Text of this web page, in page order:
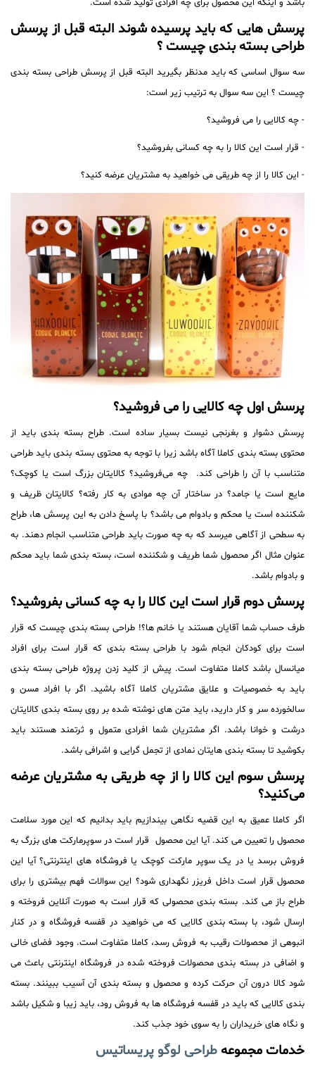
پرسش هایی که باید پرسیده شوند البته قبل از پرسش
طراحی بسته بندی چیست ؟
سه سوال اساسی که باید مدنظر بگیرید البته قبل از پرسش طراحی بسته بندی
چیست ؟ این سه سوال به ترتیب زیر است:
- چه کالایی را می فروشید؟
- قرار است این کالا را به چه کسانی بفروشید؟
- این کالا را از چه طریقی می خواهید به مشتریان عرضه کنید؟
پرسش اول چه کالایی را می فروشید؟
پرسش دشوار و بغرنجی نیست بسیار ساده است. طراح بسته بندی باید از
محتوی بسته بندی کاملا آگاه باشد زیرا با توجه به محتوی بسته بندی باید طراحی
متناسب با آن را طراحی کند. چه می‌فروشید؟ کالایتان بزرگ است یا کوچک؟
مایع است یا جامد؟ در ساختار آن چه موادی به کار رفته؟ کالایتان ظریف و
شکننده است یا محکم و بادوام می باشد؟ با پاسخ دادن به این پرسش ها، طراح
به سطحی از آگاهی میرسد که به چه صورت باید طراحی متناسب انجام دهند. به
عنوان مثال اگر محصول شما طریف و شکننده است، بسته بندی شما باید محکم
و بادوام باشد.
پرسش دوم قرار است این کالا را به چه کسانی بفروشید؟
طرف حساب شما آقایان هستند یا خانم ها؟! طراحی بسته بندی چیست که قرار
است برای کودکان انجام شود با طراحی بسته بندی که قرار است برای افراد
میانسال باشد کاملا متفاوت است. پیش از کلید زدن پروژه طراحی بسته بندی
باید به خصوصیات و علایق مشتریان کاملا آگاه باشید. اگر با افراد مسن و
سالخورده سر و کار دارید، باید متن های نوشته شده بر روی بسته بندی کالایتان
درشت و خوانا باشد. اگر مشتریان شما افرادی متمول و ثرتمند هستند باید
بکوشید تا بسته بندی هایتان نمادی از تجمل گرایی و اشرافی باشد.
پرسش سوم این کالا را از چه طریقی به مشتریان عرضه
می‌کنید؟
اگر کاملا عمیق به این قضیه نگاهی بیندازیم باید بدانیم که این مورد سلامت
محصول را تعیین می کند. آیا این محصول قرار است در سوپرمارکت های بزرگ به
فروش برسد یا در یک سوپر مارکت کوچک یا فروشگاه های اینترنتی؟ آیا این
محصول قرار است داخل فریزر نگهداری شود؟ این سوالات فهم بیشتری را برای
طراح باز می کند. بسته بندی محصولی که قرار است به صورت آنلاین فروخته و
ارسال شود، با بسته بندی کالایی که می خواهید در قفسه فروشگاه و در کنار
انبوهی از محصولات رقیب به فروش رسد، کاملا متفاوت است. وجود فضای خالی
و اضافی در بسته بندی محصولات فروخته شده در فروشگاه اینترنتی باعث می
شود کالا درون آن حرکت کرده و محصول و بسته بندی آن آسیب ببینند. بسته
بندی کالایی که باید در قفسه فروشگاه ها به فروش رود، باید زیبا و شکیل باشد
و نگاه های خریداران را به سوی خود جذب کند.
خدمات مجموعهطراحی لوگو پریساتیس